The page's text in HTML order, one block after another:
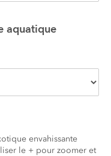
aquatique
envahissante
le + pour zoomer et